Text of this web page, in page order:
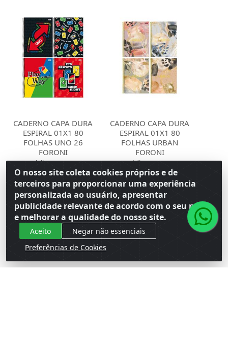
CADERNO CAPA DURA
ESPIRAL 01X1 80
FOLHAS UNO 26
FORONI
Código: 163759
Embalagem: Venda PT\4
Master CM\32
Faça seu login ou
cadastre-se para
ver preços e
comprar
CADERNO CAPA DURA
ESPIRAL 01X1 80
FOLHAS URBAN
FORONI
Código: 147490
Embalagem: Venda PT\4
Master CM\32
Faça seu login ou
cadastre-se para
ver preços e
comprar
O nosso site coleta cookies próprios e de
terceiros para proporcionar uma experiência
personalizada ao usuário, apresentar
publicidade relevante de acordo com o seu perfil
e melhorar a qualidade do nosso site.
Aceito
Negar não essenciais
Preferências de Cookies